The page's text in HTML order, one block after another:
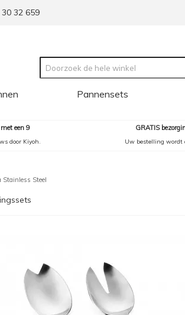
32 659
Pannensets
met een 9
door Kiyoh.
GRATIS
Uw bestelling wordt
Stainless Steel